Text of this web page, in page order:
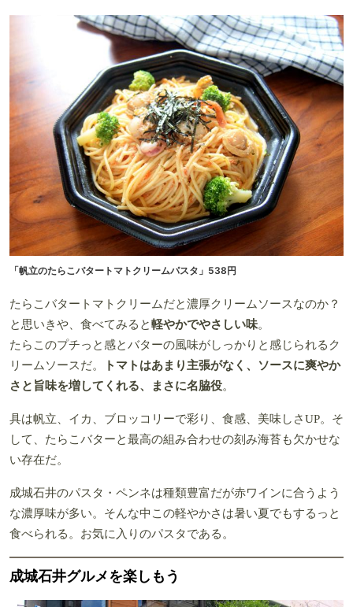
「帆立のたらこバタートマトクリームパスタ」538円
たらこバタートマトクリームだと濃厚クリームソースなのか？
と思いきや、食べてみると軽やかでやさしい味。
たらこのプチっと感とバターの風味がしっかりと感じられるク
リームソースだ。
トマトはあまり主張がなく、ソースに爽やか
さと旨味を増してくれる、まさに名脇役。
具は帆立、イカ、ブロッコリーで彩り、食感、美味しさUP。そ
して、たらこバターと最高の組み合わせの刻み海苔も欠かせな
い存在だ。
成城石井のパスタ・ペンネは種類豊富だが赤ワインに合うよう
な濃厚味が多い。そんな中この軽やかさは暑い夏でもするっと
食べられる。お気に入りのパスタである。
成城石井グルメを楽しもう